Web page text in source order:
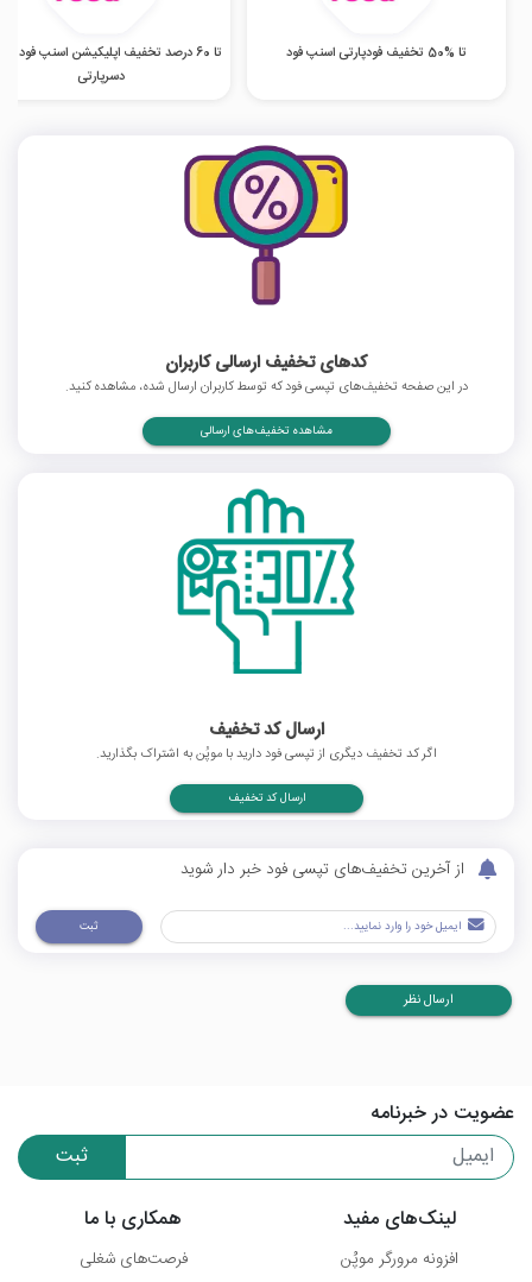
تا %50 تخفیف فودپارتی اسنپ فود
تا 60 درصد تخفیف اپلیکیشن اسنپ فود
دسرپارتی
کدهای تخفیف ارسالی کاربران
در این صفحه تخفیف‌های تپسی فود که توسط کاربران ارسال شده، مشاهده کنید.
مشاهده تخفیف‌های ارسالی
ارسال کد تخفیف
اگر کد تخفیف دیگری از تپسی فود دارید با موپُن به اشتراک بگذارید.
ارسال کد تخفیف
از آخرین تخفیف‌های تپسی فود خبر دار شوید
ثبت
ارسال نظر
عضویت در خبرنامه
ثبت
لینک‌های مفید
افزونه مرورگر موپُن
همکاری با ما
فرصت‌های شغلی